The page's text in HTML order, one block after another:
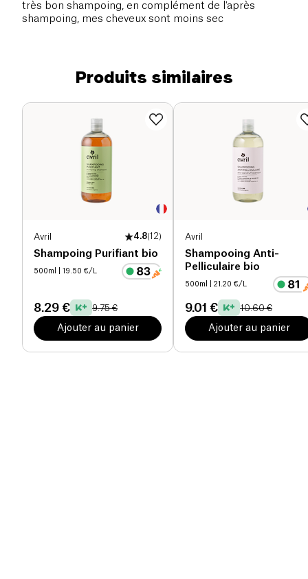
très bon shampoing, en complément de l'après
shampoing, mes cheveux sont moins sec
Produits similaires
Avril 4.8(12)
Shampoing Purifiant bio
500ml | 19.50 €/L
8.29 € 9.75 €
Ajouter au panier
Avril
Shampooing Anti-
Pelliculaire bio
500ml | 21.20 €/L
9.01 € 10.60 €
Ajouter au panier